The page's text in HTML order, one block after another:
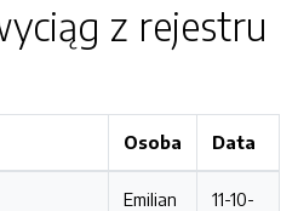
z rejestru
Osoba Data
Emilian
11-10-